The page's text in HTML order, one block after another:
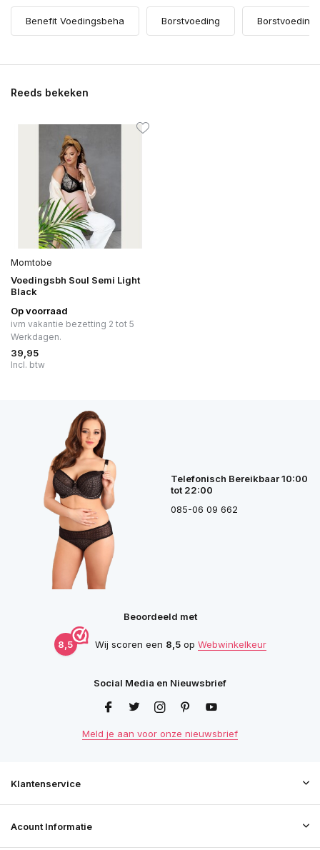
Benefit Voedingsbeha Borstvoeding
Reeds bekeken
Momtobe
Voedingsbh Soul Semi Light
Black
Op voorraad
ivm vakantie bezetting 2 tot 5
Werkdagen.
39,95
Incl. btw
Telefonisch Bereikbaar 10:00
tot 22:00
085-06 09 662
Beoordeeld met
8,5 Wij scoren een 8,5op Webwinkelkeur
Social Media en Nieuwsbrief
Meld je aan voor onze nieuwsbrief
Klantenservice
Acount Informatie